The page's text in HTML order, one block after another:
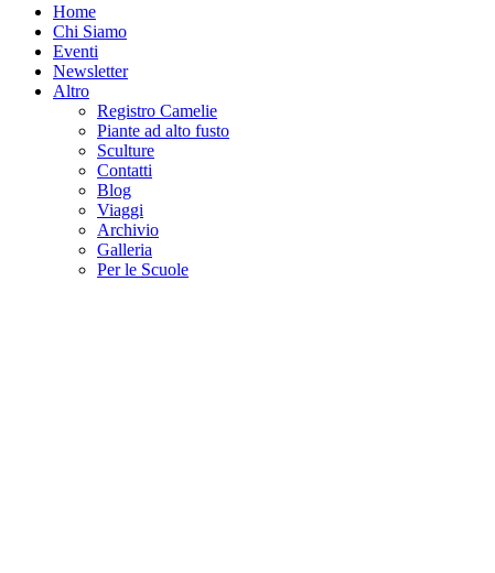
Home
Chi Siamo
Eventi
Newsletter
Altro
Registro Camelie
Piante ad alto fusto
Sculture
Contatti
Blog
Viaggi
Archivio
Galleria
Per le Scuole